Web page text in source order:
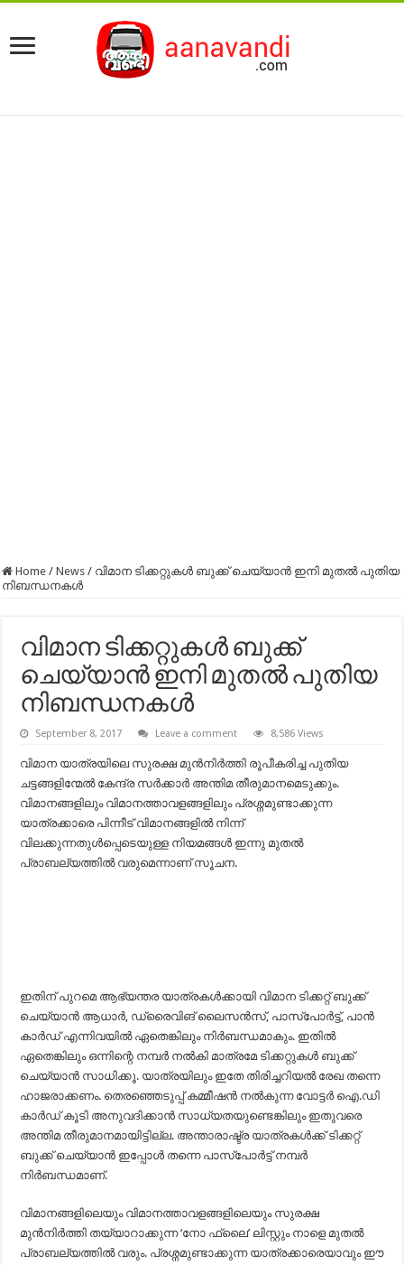
Home / News / വിമാന ടിക്കറ്റുകള്‍ ബുക്ക് ചെയ്യാന്‍ ഇനി മുതല്‍ പുതിയ
നിബന്ധനകള്‍
വിമാന ടിക്കറ്റുകള്‍ ബുക്ക്
ചെയ്യാന്‍ ഇനി മുതല്‍ പുതിയ
നിബന്ധനകള്‍
September 8, 2017 Leave a comment 8,586 Views
വിമാന യാത്രയിലെ സുരക്ഷ മുന്‍നിര്‍ത്തി രൂപീകരിച്ച പുതിയ
ചട്ടങ്ങളിന്മേല്‍ കേന്ദ്ര സര്‍ക്കാര്‍ അന്തിമ തീരുമാനമെടുക്കും.
വിമാനങ്ങളിലും വിമാനത്താവളങ്ങളിലും പ്രശ്നമുണ്ടാക്കുന്ന
യാത്രക്കാരെ പിന്നീട് വിമാനങ്ങളില്‍ നിന്ന്
വിലക്കുന്നതുള്‍പ്പെടെയുള്ള നിയമങ്ങള്‍ ഇന്നു മുതല്‍
പ്രാബല്യത്തില്‍ വരുമെന്നാണ് സൂചന.
ഇതിന് പുറമെ ആഭ്യന്തര യാത്രകള്‍ക്കായി വിമാന ടിക്കറ്റ് ബുക്ക്
ചെയ്യാന്‍ ആധാര്‍, ഡ്രൈവിങ് ലൈസന്‍സ്, പാസ്‍പോര്‍ട്ട്, പാന്‍
കാര്‍ഡ് എന്നിവയില്‍ ഏതെങ്കിലും നിര്‍ബന്ധമാകും. ഇതില്‍
ഏതെങ്കിലും ഒന്നിന്റെ നമ്പര്‍ നല്‍കി മാത്രമേ ടിക്കറ്റുകള്‍ ബുക്ക്
ചെയ്യാന്‍ സാധിക്കൂ. യാത്രയിലും ഇതേ തിരിച്ചറിയല്‍ രേഖ തന്നെ
ഹാജരാക്കണം. തെരഞ്ഞെടുപ്പ് കമ്മീഷന്‍ നല്‍കുന്ന വോട്ടര്‍ ഐ.ഡി
കാര്‍ഡ് കൂടി അനുവദിക്കാന്‍ സാധ്യതയുണ്ടെങ്കിലും ഇതുവരെ
അന്തിമ തീരുമാനമായിട്ടില്ല. അന്താരാഷ്ട്ര യാത്രകള്‍ക്ക് ടിക്കറ്റ്
ബുക്ക് ചെയ്യാന്‍ ഇപ്പോള്‍ തന്നെ പാസ്‍പോര്‍ട്ട് നമ്പര്‍
നിര്‍ബന്ധമാണ്.
വിമാനങ്ങളിലെയും വിമാനത്താവളങ്ങളിലെയും സുരക്ഷ
മുന്‍നിര്‍ത്തി തയ്യാറാക്കുന്ന ‘നോ ഫ്ലൈ’ ലിസ്റ്റും നാളെ മുതല്‍
പ്രാബല്യത്തില്‍ വരും. പ്രശ്നമുണ്ടാക്കുന്ന യാത്രക്കാരെയാവും ഈ